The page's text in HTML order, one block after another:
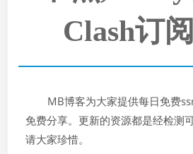
Clash订
MB博客为大家提供每日免费
免费分享。更新的资源都是经检测
请大家珍惜。